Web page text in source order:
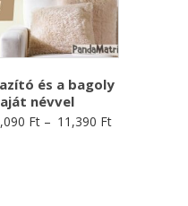
és a bagoly
névvel
Ft– 11,390 Ft